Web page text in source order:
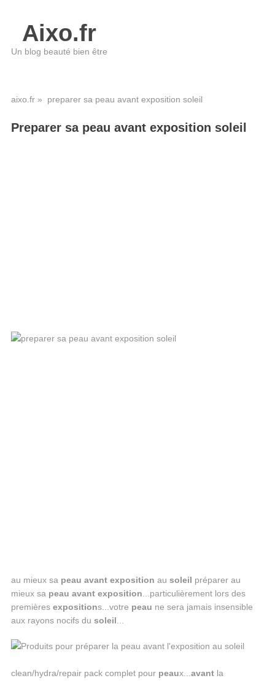
Aixo.fr
Un blog beauté bien être
aixo.fr» preparer sa peau avant exposition soleil
Preparer sa peau avant exposition soleil
au mieux sa peau avant exposition au soleil préparer au
mieux sa peau avant exposition ...particulièrement lors des
premières expositions...votre peau ne sera jamais insensible
aux rayons nocifs du soleil
clean/hydra/repair pack complet pour peaux... avantla